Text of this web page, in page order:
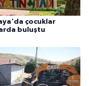
çocuklar
buluştu